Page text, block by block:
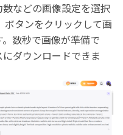
などの画像設定を選択
ボタンをクリックして画
数秒で画像が準備で
ダウンロードできま